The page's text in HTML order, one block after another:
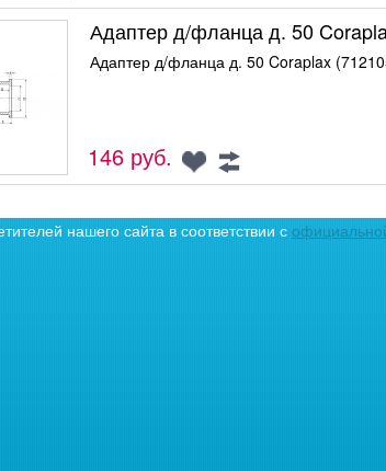
Адаптер д/фланца д. 50
Адаптер д/фланца д. 50 Coraplax
146 руб.
нашего сайта в соответствии с